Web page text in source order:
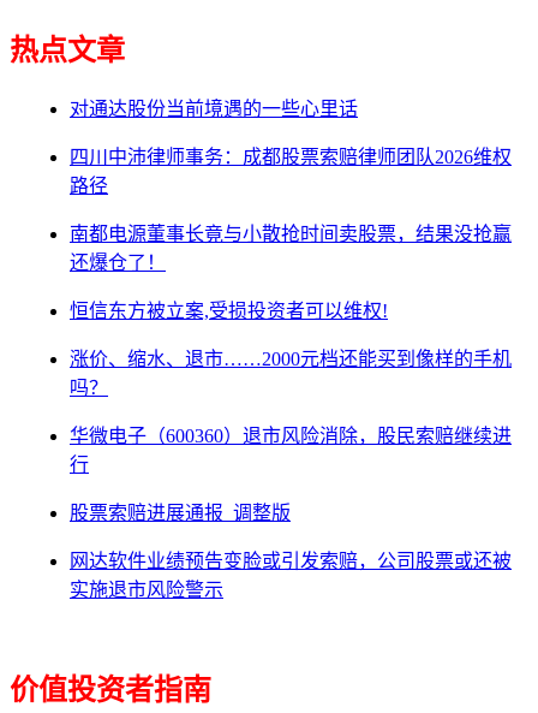
热点文章
对通达股份当前境遇的一些心里话
四川中沛律师事务：成都股票索赔律师团队2026维权
路径
南都电源董事长竟与小散抢时间卖股票，结果没抢赢
还爆仓了！
恒信东方被立案,受损投资者可以维权!
涨价、缩水、退市……2000元档还能买到像样的手机
吗？
华微电子（600360）退市风险消除，股民索赔继续进
行
股票索赔进展通报_调整版
网达软件业绩预告变脸或引发索赔，公司股票或还被
实施退市风险警示
价值投资者指南